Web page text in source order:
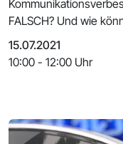
FALSCH? Und wie
umgehen?
15.07.2021
10:00 - 12:00 Uhr